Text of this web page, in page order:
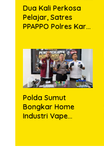
Dua Kali Perkosa
Pelajar, Satres
PPAPPO Polres Karo
Polda Sumut
Bongkar Home
Industri Vape